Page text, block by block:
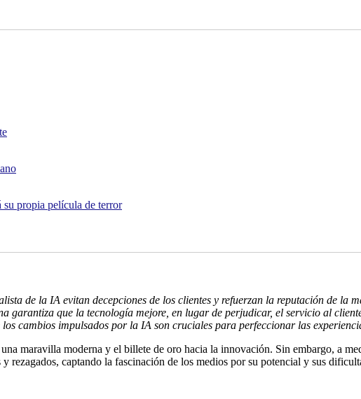
propia película de terror
de la IA evitan decepciones de los clientes y refuerzan la reputación de la
garantiza que la tecnología mejore, en lugar de perjudicar, el servicio al
cambios impulsados ​​por la IA son cruciales para perfeccionar las
maravilla moderna y el billete de oro hacia la innovación. Sin embargo, a
captando la fascinación de los medios por su potencial y sus